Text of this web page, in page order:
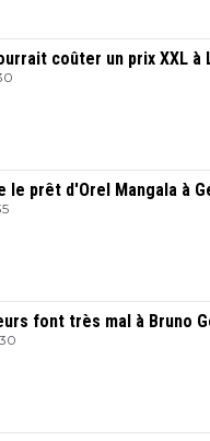
coûter un prix XXL à
le prêt d'Orel Mangala à
font très mal à Bruno